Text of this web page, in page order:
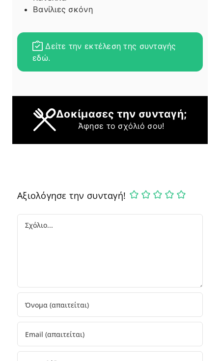
Βανίλιες σκόνη
Δείτε την εκτέλεση της συνταγής
εδώ.
Δοκίμασες την συνταγή;
Άφησε το σχόλιό σου!
Αξιολόγησε την συνταγή!
Comment